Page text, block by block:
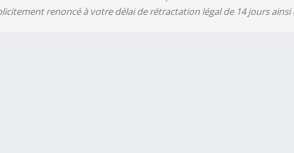
renoncé à votre délai de rétractation légal de 14 jours